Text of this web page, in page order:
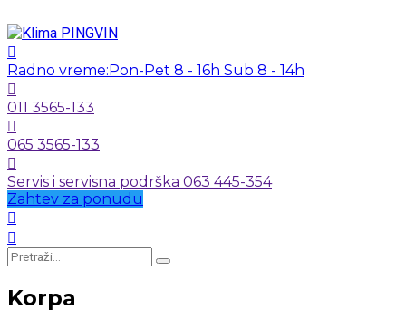
Radno vreme:Pon-Pet 8 - 16h Sub 8 - 14h
011 3565-133
065 3565-133
Servis i servisna podrška 063 445-354
Zahtev za ponudu
Korpa